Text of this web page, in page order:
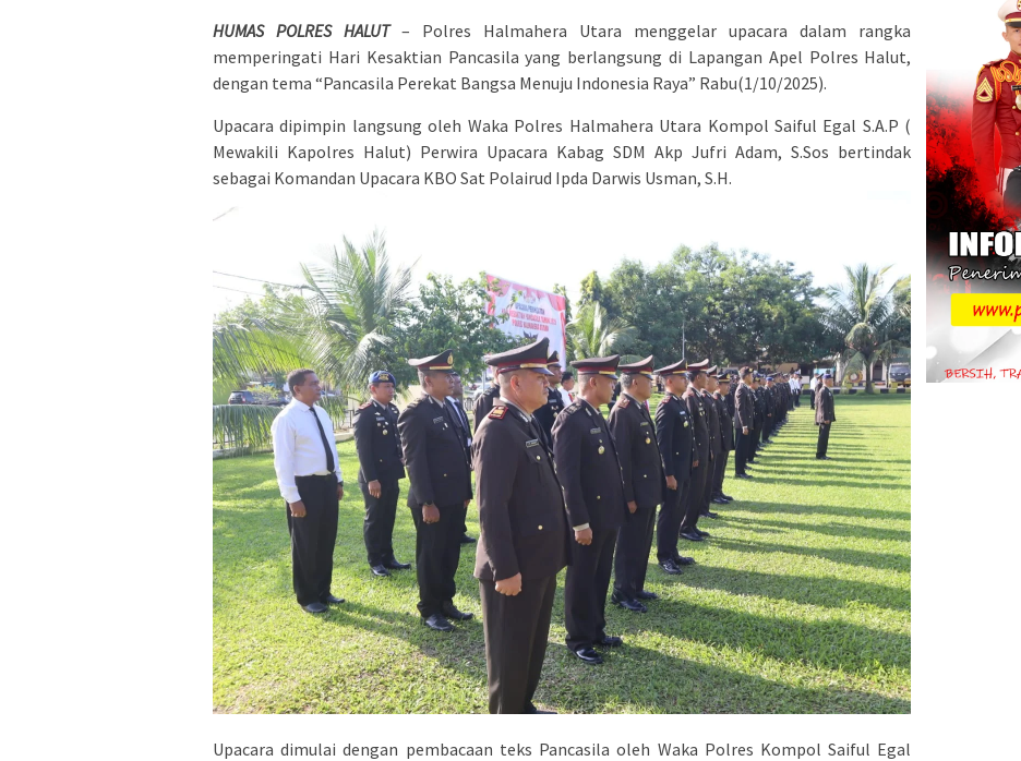
HUMAS POLRES HALUT– Polres Halmahera Utara menggelar upacara dalam rangka
memperingati Hari Kesaktian Pancasila yang berlangsung di Lapangan Apel Polres Halut,
dengan tema “Pancasila Perekat Bangsa Menuju Indonesia Raya” Rabu(1/10/2025).
Upacara dipimpin langsung oleh Waka Polres Halmahera Utara Kompol Saiful Egal S.A.P (
Mewakili Kapolres Halut) Perwira Upacara Kabag SDM Akp Jufri Adam, S.Sos bertindak
sebagai Komandan Upacara KBO Sat Polairud Ipda Darwis Usman, S.H.
Upacara dimulai dengan pembacaan teks Pancasila oleh Waka Polres Kompol Saiful Egal